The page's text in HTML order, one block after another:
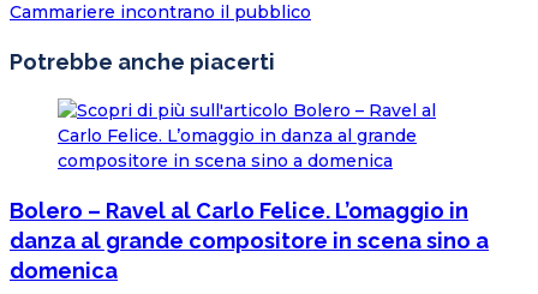
Cammariere incontrano il pubblico
Potrebbe anche piacerti
Bolero – Ravel al Carlo Felice. L’omaggio in
danza al grande compositore in scena sino a
domenica